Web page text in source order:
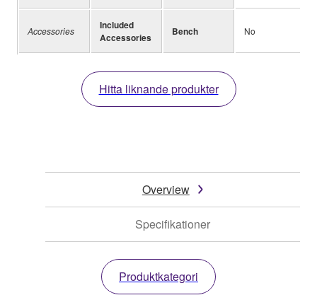
Accessories
Included
Accessories
Bench No
Hitta liknande produkter
Overview
Specifikationer
Produktkategori